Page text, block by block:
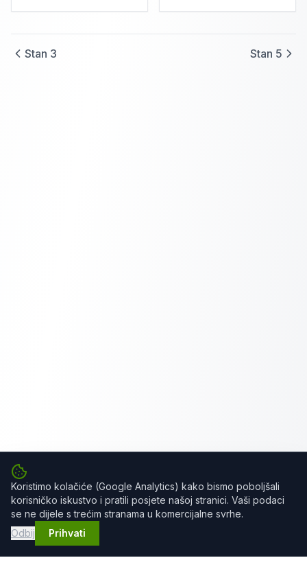
Stan 3 Stan 5
Koristimo kolačiće (Google Analytics) kako bismo poboljšali
korisničko iskustvo i pratili posjete našoj stranici. Vaši podaci
se ne dijele s trećim stranama u komercijalne svrhe.
Odbij
Prihvati